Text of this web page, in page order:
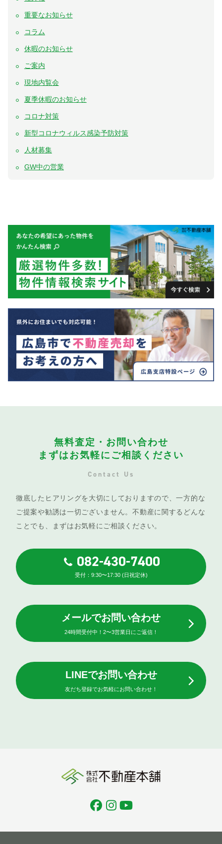
重要なお知らせ
コラム
休暇のお知らせ
ご案内
現地内覧会
夏季休暇のお知らせ
コロナ対策
新型コロナウィルス感染予防対策
人材募集
GW中の営業
無料査定・お問い合わせ
まずはお気軽にご相談ください
Contact Us
徹底したヒアリングを大切にしておりますので、一方的な
ご提案や勧誘は一切ございません。不動産に関するどんな
ことでも、まずはお気軽にご相談ください。
082-430-7400
受付：9:30〜17:30 (日祝定休)
メールでお問い合わせ
24時間受付中！2〜3営業日にご返信！
LINEでお問い合わせ
友だち登録でお気軽にお問い合わせ！